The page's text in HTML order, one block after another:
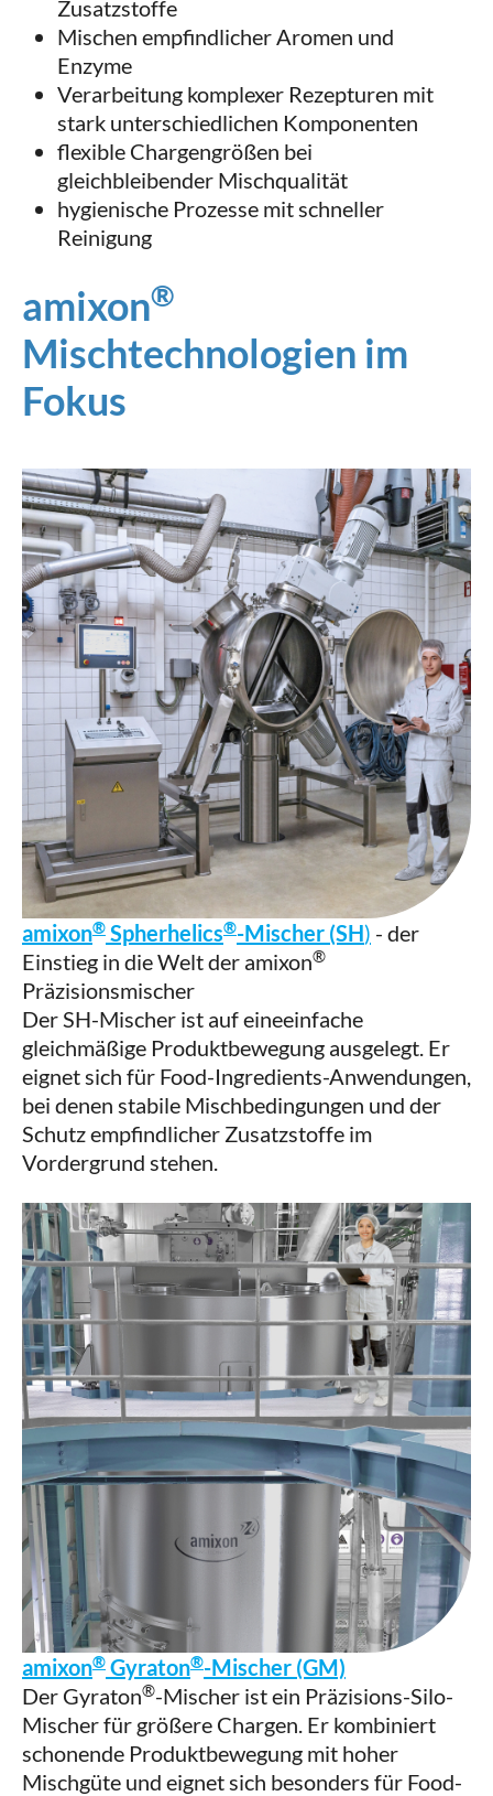
Zusatzstoffe
Mischen empfindlicher Aromen und
Enzyme
Verarbeitung komplexer Rezepturen mit
stark unterschiedlichen Komponenten
flexible Chargengrößen bei
gleichbleibender Mischqualität
hygienische Prozesse mit schneller
Reinigung
amixon®
Mischtechnologien im
Fokus
amixon® Spherhelics®-Mischer (SH) - der
Einstieg in die Welt der amixon®
Präzisionsmischer
Der SH-Mischer ist auf eineeinfache
gleichmäßige Produktbewegung ausgelegt. Er
eignet sich für Food-Ingredients-Anwendungen,
bei denen stabile Mischbedingungen und der
Schutz empfindlicher Zusatzstoffe im
Vordergrund stehen.
amixon® Gyraton®-Mischer (GM)
Der Gyraton®-Mischer ist ein Präzisions-Silo-
Mischer für größere Chargen. Er kombiniert
schonende Produktbewegung mit hoher
Mischgüte und eignet sich besonders für Food-